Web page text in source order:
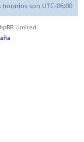
horarios son UTC-06:00
Limited